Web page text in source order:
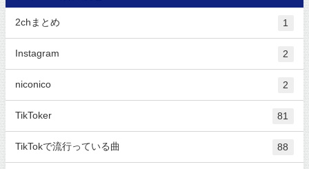
2chまとめ 1
Instagram 2
niconico 2
TikToker 81
TikTokで流行っている曲 88